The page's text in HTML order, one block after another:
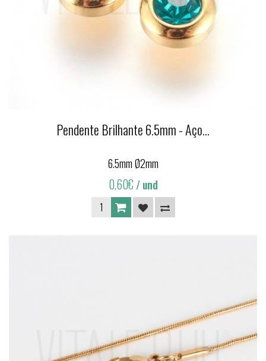
Pendente Brilhante 6.5mm - Aço...
6.5mm Ø2mm
0,60€/ und